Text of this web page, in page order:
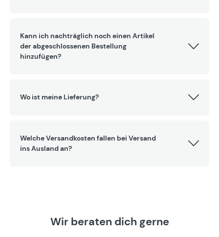
Kann ich nachträglich noch einen Artikel
der abgeschlossenen Bestellung
hinzufügen?
Wo ist meine Lieferung?
Welche Versandkosten fallen bei Versand
ins Ausland an?
Wir beraten dich gerne